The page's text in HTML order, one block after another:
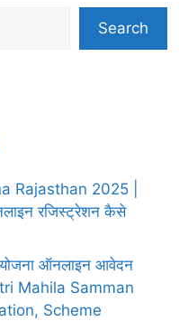
Search
Rajasthan 2025 |
रजिस्ट्रेशन कैसे
योजना ऑनलाइन आवेदन
Mahila Samman
Scheme